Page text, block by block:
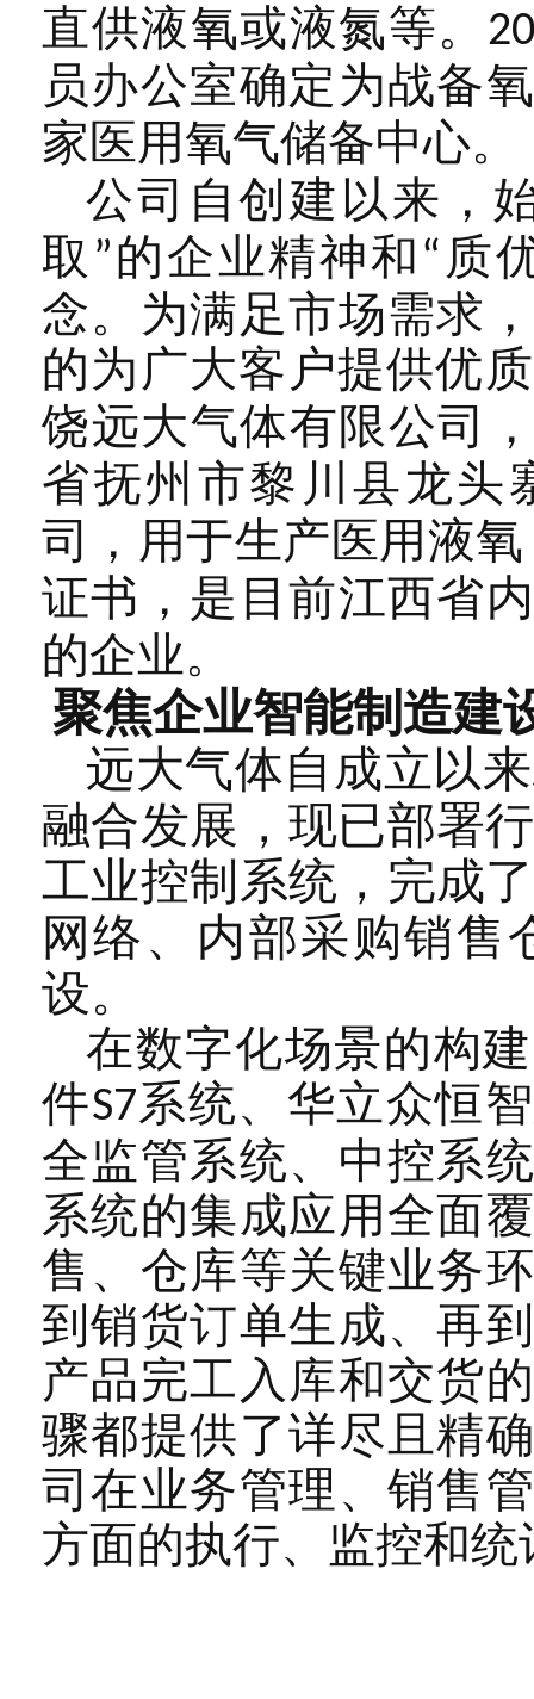
直供液氧或液氮等。
员办公室确定为战备
家医用氧气储备中心。
公司自创建以来，
取 ”的企业精神和 “ 质
念。为满足市场需求
的为广大客户提供优
饶远大气体有限公司
省抚州市黎川县龙头
司，用于生产医用液
证书，是目前江西省
的企业。
聚焦企业智能制造建
远大气体自成立以
融合发展，现已部署
工业控制系统，完成
网络、内部采购销售
设。
在数字化场景的构
件S7系统、华立众恒
全监管系统、中控系
系统的集成应用全面
售、仓库等关键业务
到销货订单生成、再
产品完工入库和交货
骤都提供了详尽且精
司在业务管理、销售
方面的执行、监控和